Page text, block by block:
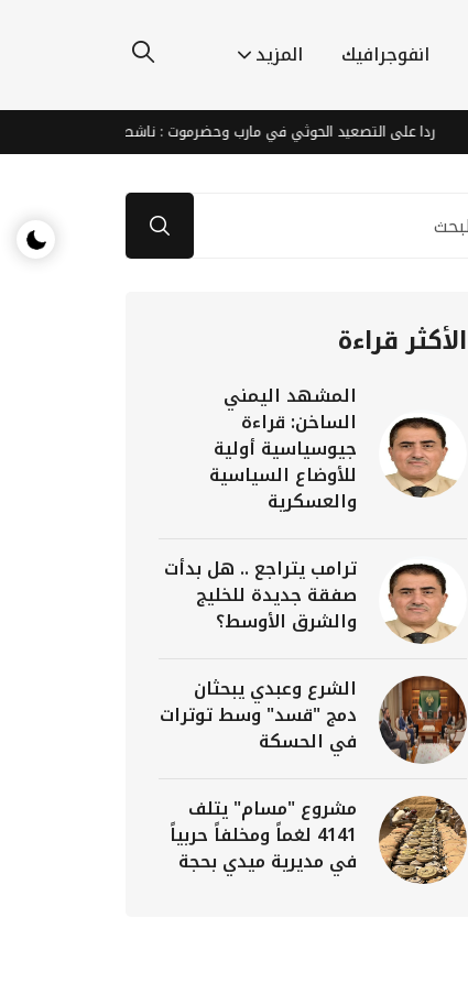
انفوجرافيك المزيد
ردا على التصعيد الحوثي في مارب وحضرموت : ناشطون يطالبون الشرعية
الأكثر قراءة
المشهد اليمني
الساخن: قراءة
جيوسياسية أولية
للأوضاع السياسية
والعسكرية
ترامب يتراجع .. هل بدأت
صفقة جديدة للخليج
والشرق الأوسط؟
الشرع وعبدي يبحثان
دمج "قسد" وسط توترات
في الحسكة
مشروع "مسام" يتلف
4141 لغماً ومخلفاً حربياً
في مديرية ميدي بحجة